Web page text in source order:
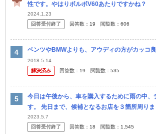
性です。やはりボルボV60あたりですかね？
2024.1.23
回答受付終了
回答数： 19 閲覧数： 606
ベンツやBMWよりも、アウディの方がカッコ
2018.5.14
解決済み
回答数： 19 閲覧数： 535
今日は午後から、車を購入するために雨の中、
す。 先日まで、候補となるお店を３箇所周り
で、小６と小３の息子と私と夫です。 これま
V60 ②
2023.5.7
回答受付終了
回答数： 18 閲覧数： 1,545